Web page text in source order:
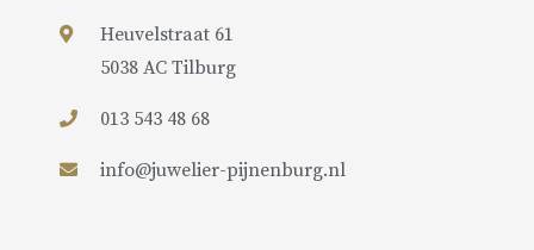
Heuvelstraat 61
5038 AC Tilburg
013 543 48 68
info@juwelier-pijnenburg.nl